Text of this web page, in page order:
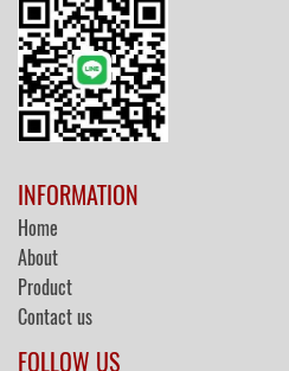
INFORMATION
Home
About
Product
Contact us
FOLLOW US